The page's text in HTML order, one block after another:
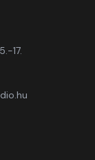
17.